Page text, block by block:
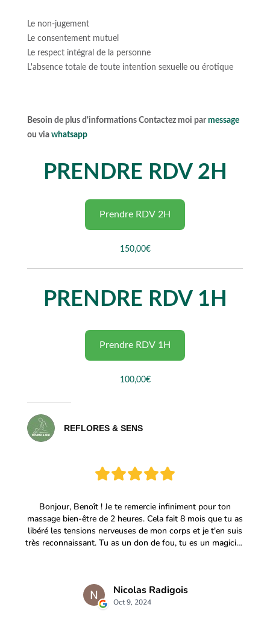
Le non-jugement
Le consentement mutuel
Le respect intégral de la personne
L'absence totale de toute intention sexuelle ou érotique
Besoin de plus d'informations Contactez moi par message
ou via whatsapp
PRENDRE RDV 2H
Prendre RDV 2H
150,00€
PRENDRE RDV 1H
Prendre RDV 1H
100,00€
REFLORES & SENS